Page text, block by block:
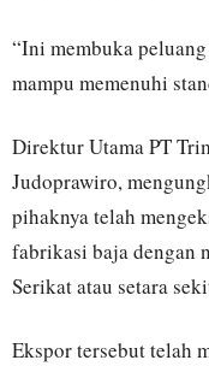
“Ini membuka
mampu memenuhi
Direktur UtamaPT
Judoprawiro,
pihaknya telah
fabrikasi baja dengan
Serikat atau setara
Ekspor tersebut telah